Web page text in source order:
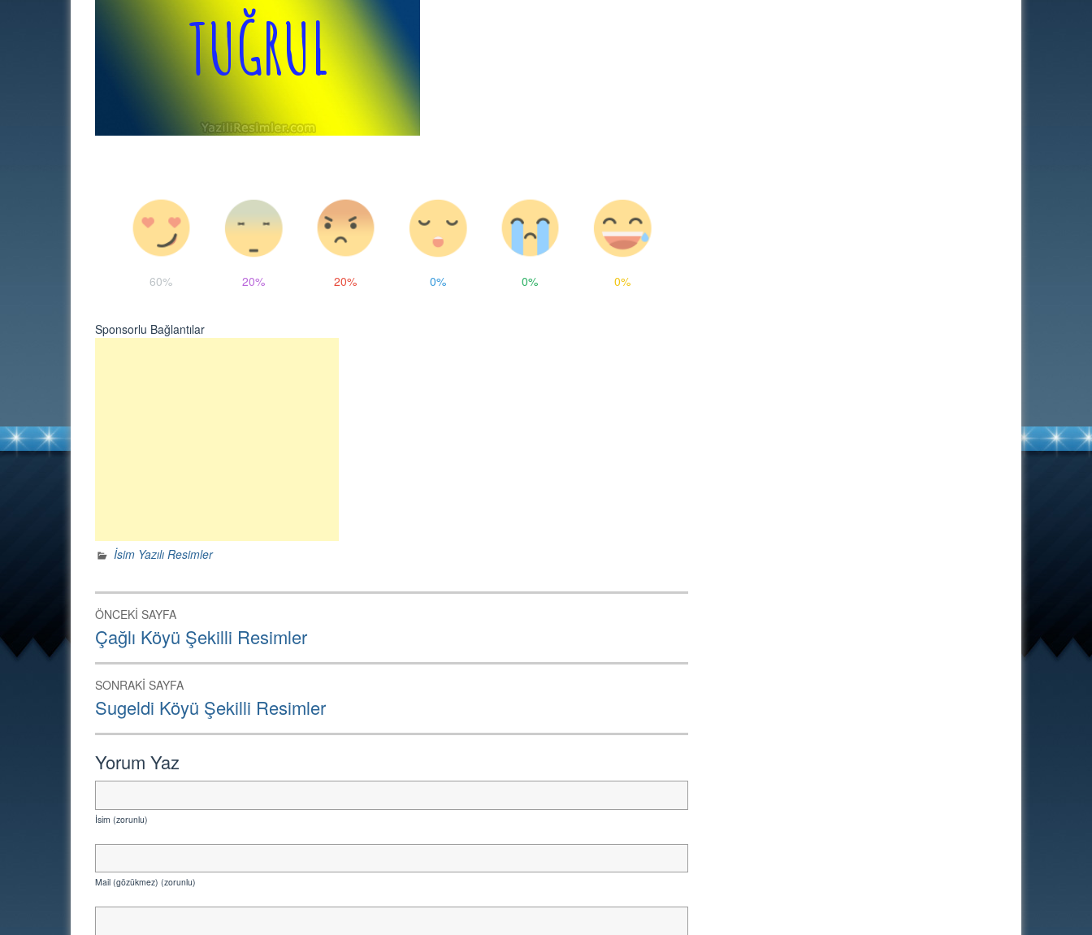
60% 20% 20% 0% 0% 0%
Sponsorlu Bağlantılar
İsim Yazılı Resimler
Yazı
dolaşımı
ÖNCEKI SAYFA
Önceki
Sayfa:
Çağlı Köyü Şekilli Resimler
SONRAKI SAYFA
Sonraki
Sayfa:
Sugeldi Köyü Şekilli Resimler
Yorum Yaz
İsim (zorunlu)
Mail (gözükmez) (zorunlu)